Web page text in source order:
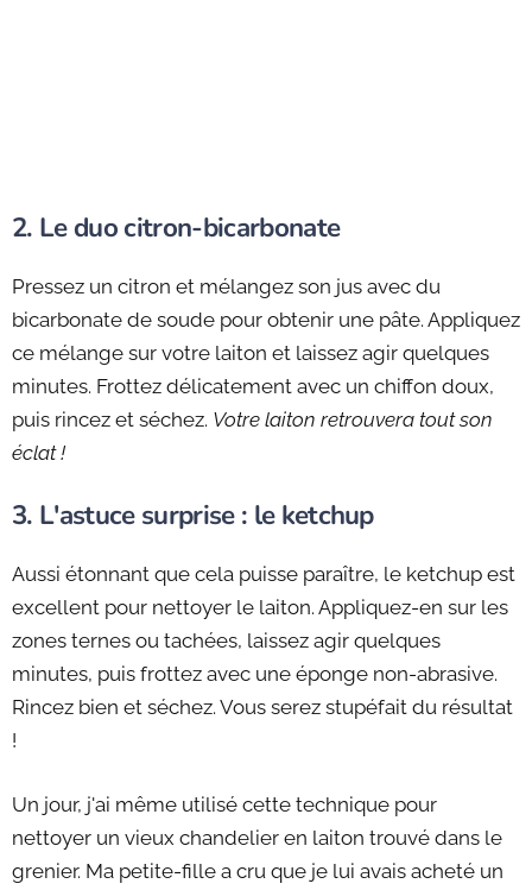
2. Le duo citron-bicarbonate
Pressez un citron et mélangez son jus avec du
bicarbonate de soude pour obtenir une pâte. Appliquez
ce mélange sur votre laiton et laissez agir quelques
minutes. Frottez délicatement avec un chiffon doux,
puis rincez et séchez. Votre laiton retrouvera tout son
éclat !
3. L'astuce surprise : le ketchup
Aussi étonnant que cela puisse paraître, le ketchup est
excellent pour nettoyer le laiton. Appliquez-en sur les
zones ternes ou tachées, laissez agir quelques
minutes, puis frottez avec une éponge non-abrasive.
Rincez bien et séchez. Vous serez stupéfait du résultat
!
Un jour, j'ai même utilisé cette technique pour
nettoyer un vieux chandelier en laiton trouvé dans le
grenier. Ma petite-fille a cru que je lui avais acheté un